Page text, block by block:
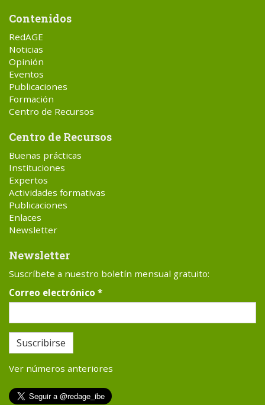
Contenidos
RedAGE
Noticias
Opinión
Eventos
Publicaciones
Formación
Centro de Recursos
Centro de Recursos
Buenas prácticas
Instituciones
Expertos
Actividades formativas
Publicaciones
Enlaces
Newsletter
Newsletter
Suscríbete a nuestro boletín mensual gratuito:
Correo electrónico *
Suscribirse
Ver números anteriores